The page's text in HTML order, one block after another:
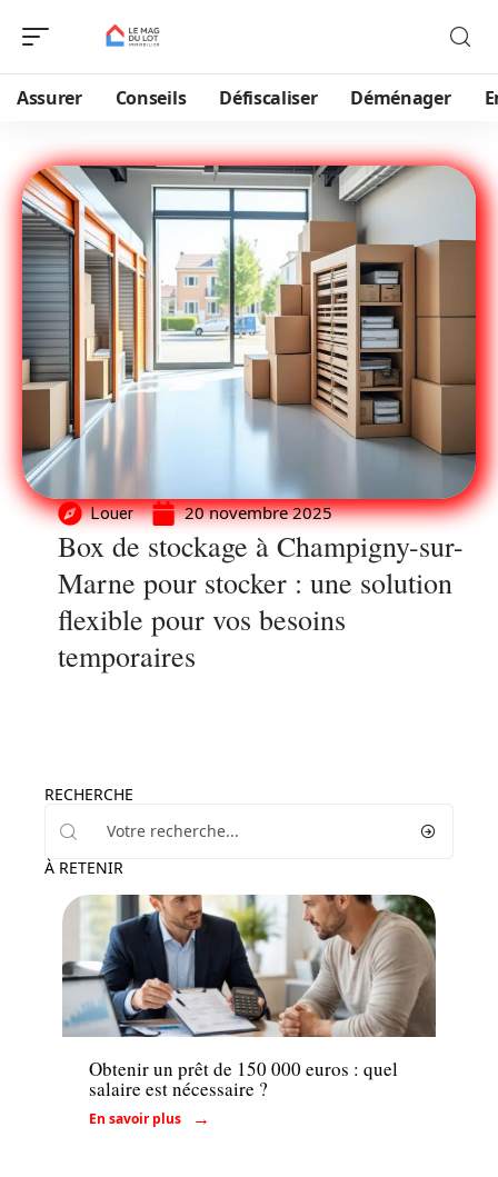
Assurer Conseils Défiscaliser Déménager
Louer 20 novembre 2025
Box de stockage à Champigny-sur-
Marne pour stocker : une solution
flexible pour vos besoins
temporaires
RECHERCHE
À RETENIR
Emprunter
Obtenir un prêt de 150 000 euros : quel
salaire est nécessaire ?
En savoir plus